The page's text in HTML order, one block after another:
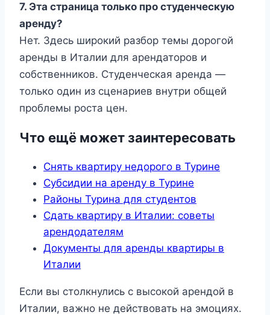
7. Эта страница только про студенческую
аренду?
Нет. Здесь широкий разбор темы дорогой
аренды в Италии для арендаторов и
собственников. Студенческая аренда —
только один из сценариев внутри общей
проблемы роста цен.
Что ещё может заинтересовать
Снять квартиру недорого в Турине
Субсидии на аренду в Турине
Районы Турина для студентов
Сдать квартиру в Италии: советы
арендодателям
Документы для аренды квартиры в
Италии
Если вы столкнулись с высокой арендой в
Италии, важно не действовать на эмоциях.